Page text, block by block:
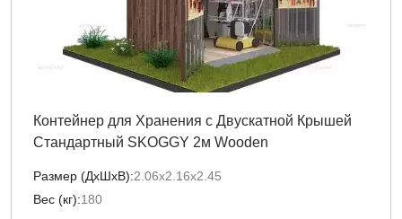
Контейнер для Хранения с Двускатной Крышей
Стандартный SKOGGY 2м Wooden
Размер (ДxШxВ):2.06х2.16х2.45
Вес (кг):180